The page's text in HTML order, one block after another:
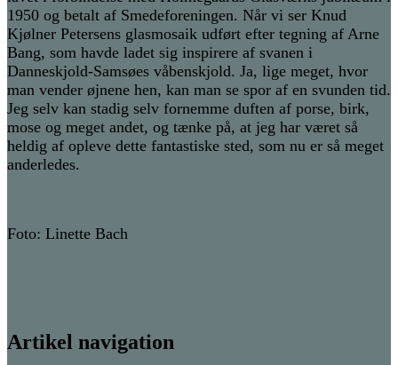
1950 og betalt af Smedeforeningen. Når vi ser Knud
Kjølner Petersens glasmosaik udført efter tegning af Arne
Bang, som havde ladet sig inspirere af svanen i
Danneskjold-Samsøes våbenskjold. Ja, lige meget, hvor
man vender øjnene hen, kan man se spor af en svunden tid.
Jeg selv kan stadig selv fornemme duften af porse, birk,
mose og meget andet, og tænke på, at jeg har været så
heldig af opleve dette fantastiske sted, som nu er så meget
anderledes.
Foto: Linette Bach
Artikel navigation